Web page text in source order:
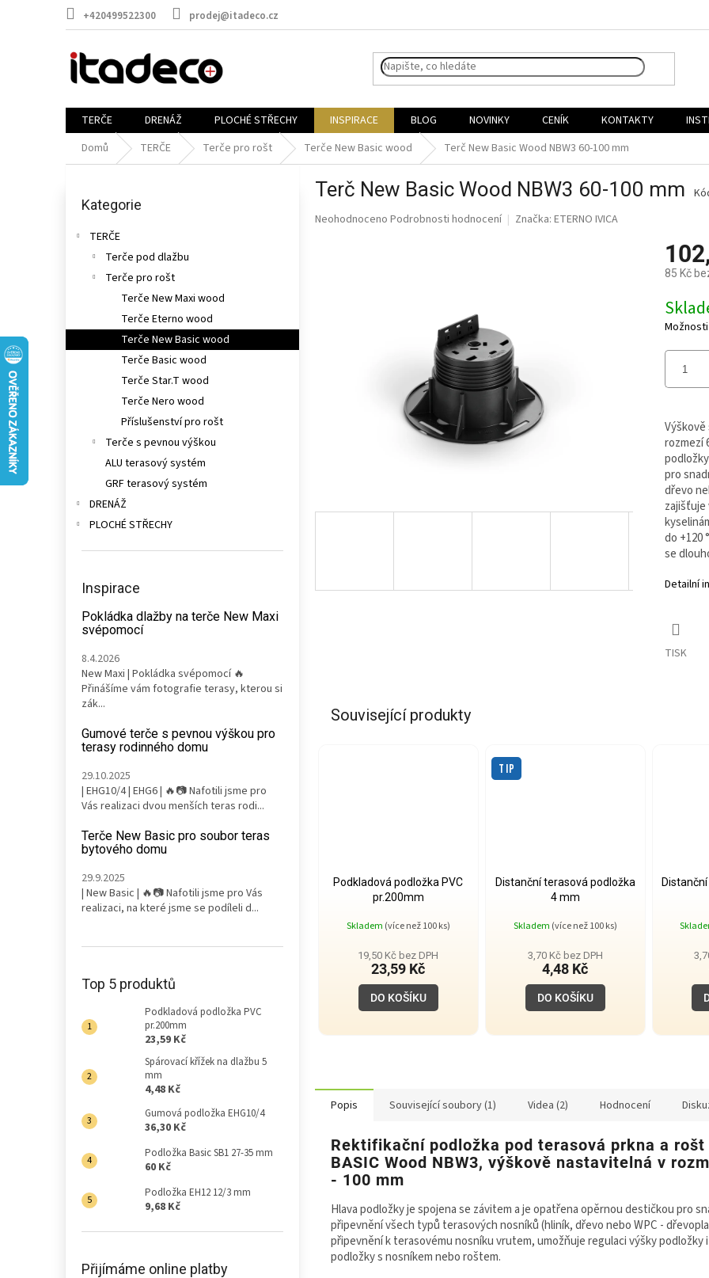
+420499522300 prodej@itadeco.cz
TERČE DRENÁŽ PLOCHÉ STŘECHY INSPIRACE BLOG NOVINKY CENÍK KONTAKTY
Domů
TERČE Terče pro rošt Terče New Basic wood Terč New Basic Wood NBW3 60-100 mm
p
a
kategorie
Kategorie
TERČE
Terče pod dlažbu
Terče pro rošt
Terče New Maxi wood
Terče Eterno wood
Terče New Basic wood
Terče Basic wood
Terče Star.T wood
Terče Nero wood
Příslušenství pro rošt
Terče s pevnou výškou
ALU terasový systém
GRF terasový systém
DRENÁŽ
PLOCHÉ STŘECHY
Inspirace
Pokládka dlažby na terče New Maxi
svépomocí
8.4.2026
New Maxi | Pokládka svépomocí 🔥
Přinášíme vám fotografie terasy, kterou si
zák...
Gumové terče s pevnou výškou pro
terasy rodinného domu
29.10.2025
| EHG10/4 | EHG6 | 🔥📷 Nafotili jsme pro
Vás realizaci dvou menších teras rodi...
Terče New Basic pro soubor teras
bytového domu
29.9.2025
| New Basic | 🔥📷 Nafotili jsme pro Vás
realizaci, na které jsme se podíleli d...
Top 5 produktů
Podkladová podložka PVC
pr.200mm
23,59 Kč
Spárovací křížek na dlažbu 5
mm
4,48 Kč
Gumová podložka EHG10/4
36,30 Kč
Podložka Basic SB1 27-35 mm
60 Kč
Podložka EH12 12/3 mm
9,68 Kč
Přijímáme online platby
Terč New Basic Wood NBW3 60-100 mm
Průměrné
Neohodnoceno Podrobnosti hodnocení Značka: ETERNO IVICA
85 Kč
cena:
rozmezí
pro
dřevo
do +120
se
Detailní
TISK
Související produkty
Podkladová podložka PVC
pr.200mm
Skladem (více než 100 ks)
19,50 Kč bez DPH
23,59 Kč
DO KOŠÍKU
TIP
Distanční terasová podložka
4 mm
Skladem (více než 100 ks)
3,70 Kč bez DPH
4,48 Kč
DO KOŠÍKU
Popis Související soubory (1) Videa (2) Hodnocení
Rektifikační podložka pod terasová prkna a rošt
BASIC Wood NBW3, výškově nastavitelná v
- 100 mm
Hlava podložky je spojena se závitem a je opatřena opěrnou destičkou pro
připevnění všech typů terasových nosníků (hliník, dřevo nebo WPC -
připevnění k terasovému nosníku vrutem, umožňuje regulaci výšky podložky
podložky s nosníkem nebo roštem.